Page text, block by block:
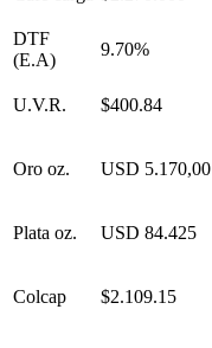
DTF
(E.A)
9.70%
U.V.R. $400.84
Oro oz. USD 5.170,00
Plata oz. USD 84.425
Colcap $2.109.15